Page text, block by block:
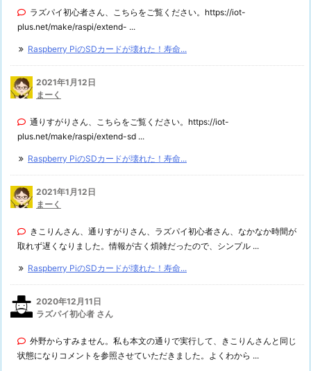
ラズパイ初心者さん、こちらをご覧ください。https://iot-
plus.net/make/raspi/extend- ...
Raspberry PiのSDカードが壊れた！寿命...
2021年1月12日
まーく
通りすがりさん、こちらをご覧ください。https://iot-
plus.net/make/raspi/extend-sd ...
Raspberry PiのSDカードが壊れた！寿命...
2021年1月12日
まーく
きこりんさん、通りすがりさん、ラズパイ初心者さん、なかなか時間が
取れず遅くなりました。情報が古く煩雑だったので、シンプル ...
Raspberry PiのSDカードが壊れた！寿命...
2020年12月11日
ラズパイ初心者 さん
外野からすみません。私も本文の通りで実行して、きこりんさんと同じ
状態になりコメントを参照させていただきました。よくわから ...